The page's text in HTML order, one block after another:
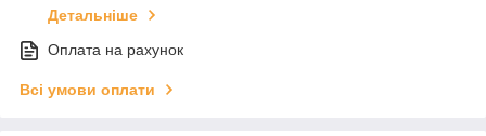
Детальніше
Оплата на рахунок
Всі умови оплати